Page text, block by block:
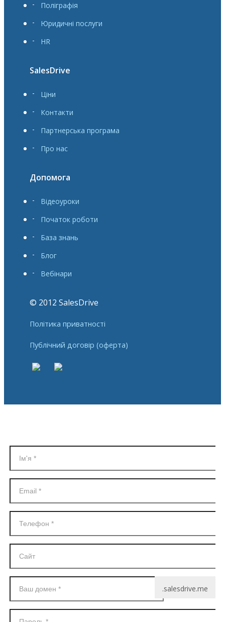
Поліграфія
Юридичні послуги
HR
SalesDrive
Ціни
Контакти
Партнерська програма
Про нас
Допомога
Відеоуроки
Початок роботи
База знань
Блог
Вебінари
© 2012 SalesDrive
Політика приватності
Публічний договір (оферта)
.salesdrive.me